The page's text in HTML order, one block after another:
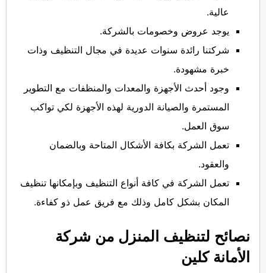
عالية.
يوجد عروض وخصومات بالشركة.
شركتنا رائدة سنوات عديدة في مجال التنظيف وذات
خبرة مشهودة.
وجود أحدث الأجهزة والمعدات والمنظفات مع التطوير
المستمرة والصيانة الدورية لهذه الأجهزة لكي تواكب
سوق العمل.
تعمل الشركة بكافة الأشكال المتاحة وبالضمان
والعقود.
تعمل الشركة في كافة أنواع التنظيف وبإمكانها تنظيف
المكان بشكل كامل وذلك مع فريق عمل ذو كفاءة.
نصائح لتنظيف المنزل من شركة
الأمانة كلين